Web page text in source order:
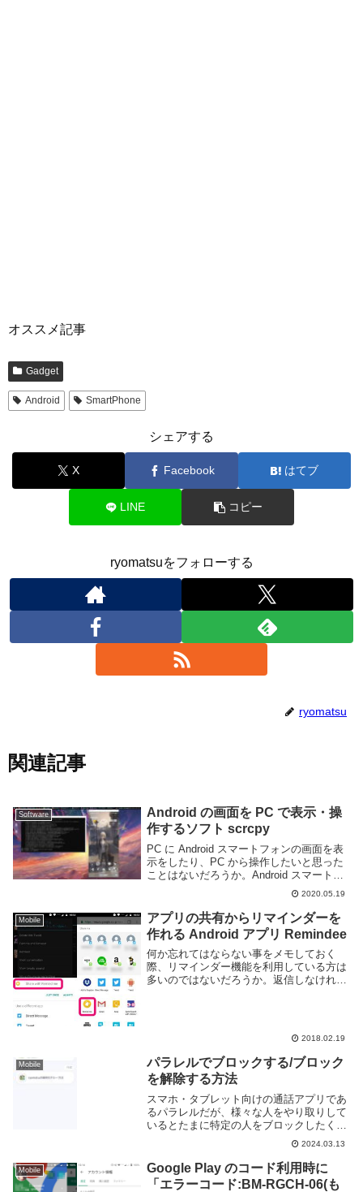
オススメ記事
Gadget
Android SmartPhone
シェアする
X Facebook はてブ
LINE コピー
ryomatsuをフォローする
ryomatsu
関連記事
Software
Android の画面を PC で表示・操
作するソフト scrcpy
PC に Android スマートフォンの画面を表
示をしたり、PC から操作したいと思った
ことはないだろうか。Android スマートフ
ォンの操作説明のためにスクリーンショッ
トを大量に撮る、スマートフォンのゲーム
を YouTube などに配...
2020.05.19
Mobile
アプリの共有からリマインダーを
作れる Android アプリ Remindee
何か忘れてはならない事をメモしておく
際、リマインダー機能を利用している方は
多いのではないだろうか。返信しなければ
2018.02.19
Mobile
パラレルでブロックする/ブロック
を解除する方法
スマホ・タブレット向けの通話アプリであ
るパラレルだが、様々な人をやり取りして
いるとたまに特定の人をブロックしたくな
ることがある。迷惑なユーザーや会話した
くない人はブロックしてしまえば個別のや
り取りなどができなくなる。このページで
はパラレルで...
2024.03.13
Mobile
Google Play のコード利用時に
「エラーコード:BM-RGCH-06(も